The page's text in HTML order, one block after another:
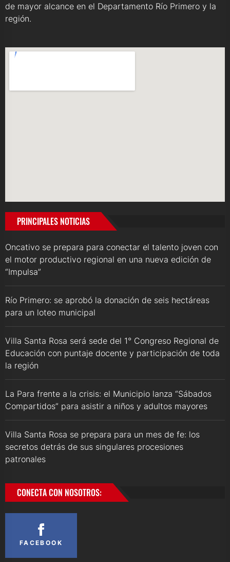
de mayor alcance en el Departamento Río Primero y la
región.
PRINCIPALES NOTICIAS
Oncativo se prepara para conectar el talento joven con
el motor productivo regional en una nueva edición de
“Impulsa”
Río Primero: se aprobó la donación de seis hectáreas
para un loteo municipal
Villa Santa Rosa será sede del 1° Congreso Regional de
Educación con puntaje docente y participación de toda
la región
La Para frente a la crisis: el Municipio lanza “Sábados
Compartidos” para asistir a niños y adultos mayores
Villa Santa Rosa se prepara para un mes de fe: los
secretos detrás de sus singulares procesiones
patronales
CONECTA CON NOSOTROS:
FACEBOOK